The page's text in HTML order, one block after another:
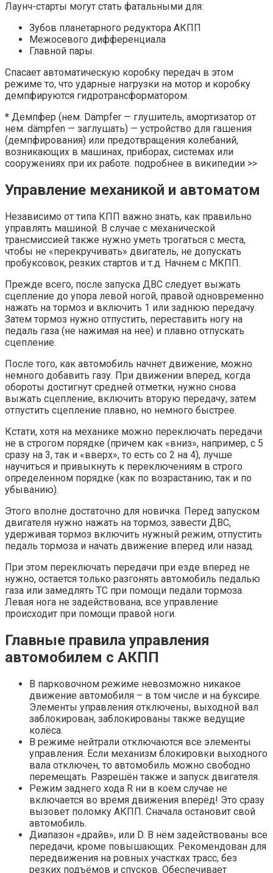
Лаунч-старты могут стать фатальными для:
Зубов планетарного редуктора АКПП
Межосевого дифференциала
Главной пары.
Спасает автоматическую коробку передач в этом
режиме то, что ударные нагрузки на мотор и коробку
демпфируются гидротрансформатором.
* Демпфер (нем. Dämpfer — глушитель, амортизатор от
нем. dämpfen — заглушать) — устройство для гашения
(демпфирования) или предотвращения колебаний,
возникающих в машинах, приборах, системах или
сооружениях при их работе. подробнее в википедии >>
Управление механикой и автоматом
Независимо от типа КПП важно знать, как правильно
управлять машиной. В случае с механической
трансмиссией также нужно уметь трогаться с места,
чтобы не «перекручивать» двигатель, не допускать
пробуксовок, резких стартов и т.д. Начнем с МКПП.
Прежде всего, после запуска ДВС следует выжать
сцепление до упора левой ногой, правой одновременно
нажать на тормоз и включить 1 или заднюю передачу.
Затем тормоз нужно отпустить, переставить ногу на
педаль газа (не нажимая на нее) и плавно отпускать
сцепление.
После того, как автомобиль начнет движение, можно
немного добавить газу. При движении вперед, когда
обороты достигнут средней отметки, нужно снова
выжать сцепление, включить вторую передачу, затем
отпустить сцепление плавно, но немного быстрее.
Кстати, хотя на механике можно переключать передачи
не в строгом порядке (причем как «вниз», например, с 5
сразу на 3, так и «вверх», то есть со 2 на 4), лучше
научиться и привыкнуть к переключениям в строго
определенном порядке (как по возрастанию, так и по
убыванию).
Этого вполне достаточно для новичка. Перед запуском
двигателя нужно нажать на тормоз, завести ДВС,
удерживая тормоз включить нужный режим, отпустить
педаль тормоза и начать движение вперед или назад.
При этом переключать передачи при езде вперед не
нужно, остается только разгонять автомобиль педалью
газа или замедлять ТС при помощи педали тормоза.
Левая нога не задействована, все управление
происходит при помощи правой ноги.
Главные правила управления
автомобилем с АКПП
В парковочном режиме невозможно никакое
движение автомобиля – в том числе и на буксире.
Элементы управления отключены, выходной вал
заблокирован, заблокированы также ведущие
колёса.
В режиме нейтрали отключаются все элементы
управления. Если механизм блокировки выходного
вала отключен, то автомобиль можно свободно
перемещать. Разрешён также и запуск двигателя.
Режим заднего хода R ни в коем случае не
включается во время движения вперёд! Это сразу
вызовет поломку АКПП. Сначала остановит свой
автомобиль.
Диапазон «драйв», или D. В нём задействованы все
передачи, кроме повышающих. Рекомендован для
передвижения на ровных участках трасс, без
резких подъёмов и спусков. Обеспечивает